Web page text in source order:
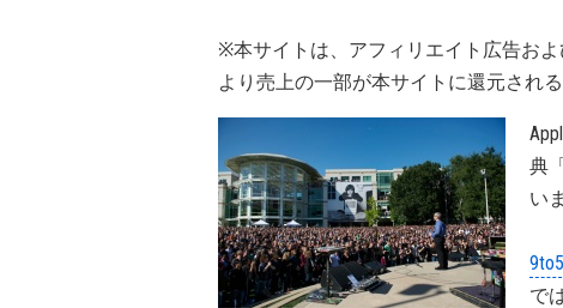
※本サイトは、アフィリエイト広告お
より売上の一部が本サイトに還元される
典
い
で